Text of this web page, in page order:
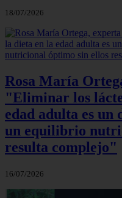
18/07/2026
Rosa María
"Eliminar los
edad adulta es un
un equilibrio
resulta complejo"
16/07/2026